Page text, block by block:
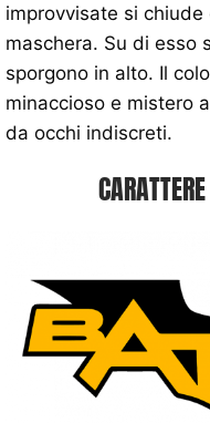
improvvisate si
maschera. Su di esso
sporgono in alto. Il
minaccioso e mistero
da occhi indiscreti.